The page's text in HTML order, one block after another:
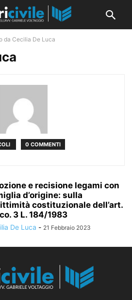
da Cecilia De Luca
0 COMMENTI
e recisione legami con
d’origine: sulla
costituzionale dell’art.
3 L. 184/1983
De Luca - 21 Febbraio 2023